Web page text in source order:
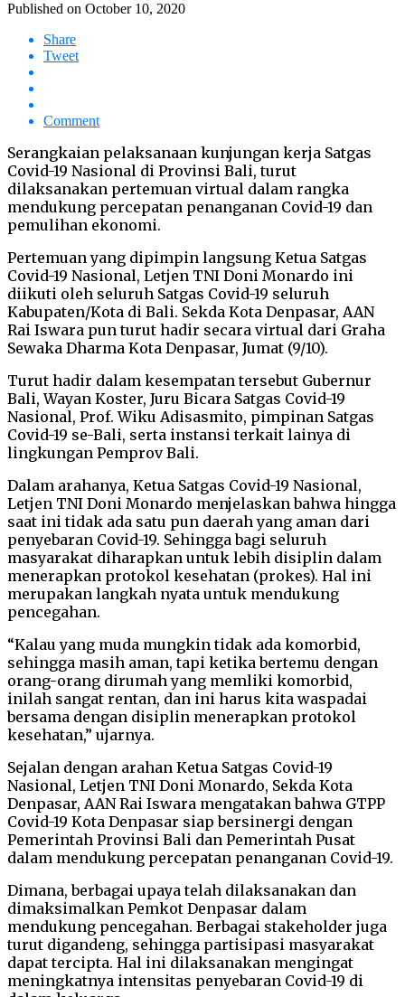
Published on October 10, 2020
Share
Tweet
Comment
Serangkaian pelaksanaan kunjungan kerja Satgas
Covid-19 Nasional di Provinsi Bali, turut
dilaksanakan pertemuan virtual dalam rangka
mendukung percepatan penanganan Covid-19 dan
pemulihan ekonomi.
Pertemuan yang dipimpin langsung Ketua Satgas
Covid-19 Nasional, Letjen TNI Doni Monardo ini
diikuti oleh seluruh Satgas Covid-19 seluruh
Kabupaten/Kota di Bali. Sekda Kota Denpasar, AAN
Rai Iswara pun turut hadir secara virtual dari Graha
Sewaka Dharma Kota Denpasar, Jumat (9/10).
Turut hadir dalam kesempatan tersebut Gubernur
Bali, Wayan Koster, Juru Bicara Satgas Covid-19
Nasional, Prof. Wiku Adisasmito, pimpinan Satgas
Covid-19 se-Bali, serta instansi terkait lainya di
lingkungan Pemprov Bali.
Dalam arahanya, Ketua Satgas Covid-19 Nasional,
Letjen TNI Doni Monardo menjelaskan bahwa hingga
saat ini tidak ada satu pun daerah yang aman dari
penyebaran Covid-19. Sehingga bagi seluruh
masyarakat diharapkan untuk lebih disiplin dalam
menerapkan protokol kesehatan (prokes). Hal ini
merupakan langkah nyata untuk mendukung
pencegahan.
“Kalau yang muda mungkin tidak ada komorbid,
sehingga masih aman, tapi ketika bertemu dengan
orang-orang dirumah yang memliki komorbid,
inilah sangat rentan, dan ini harus kita waspadai
bersama dengan disiplin menerapkan protokol
kesehatan,” ujarnya.
Sejalan dengan arahan Ketua Satgas Covid-19
Nasional, Letjen TNI Doni Monardo, Sekda Kota
Denpasar, AAN Rai Iswara mengatakan bahwa GTPP
Covid-19 Kota Denpasar siap bersinergi dengan
Pemerintah Provinsi Bali dan Pemerintah Pusat
dalam mendukung percepatan penanganan Covid-19.
Dimana, berbagai upaya telah dilaksanakan dan
dimaksimalkan Pemkot Denpasar dalam
mendukung pencegahan. Berbagai stakeholder juga
turut digandeng, sehingga partisipasi masyarakat
dapat tercipta. Hal ini dilaksanakan mengingat
meningkatnya intensitas penyebaran Covid-19 di